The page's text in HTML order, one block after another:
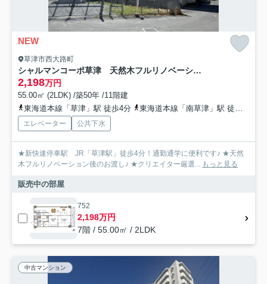
NEW
草津市西大路町
シャルマンコーポ草津 天然木フルリノベーション
2,198万円
55.00㎡ (2LDK) /築50年 /11階建
東海道本線「草津」駅 徒歩4分
東海道本線「南草津」駅 徒歩39分
エレベーター 公共下水
★新快速停車駅 JR「草津駅」徒歩4分！通勤通学に便利です♪ ★天然
木フルリノベーション後のお渡し♪ ★クリエイター厳選... もっと見る
販売中の部屋
752
2,198万円
7階 / 55.00㎡ / 2LDK
中古マンション